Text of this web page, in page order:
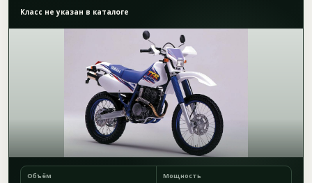
Класс не указан в каталоге
Объём Мощность